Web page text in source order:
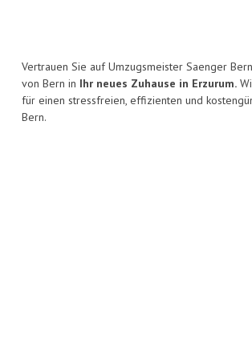
Vertrauen Sie auf Umzugsmeister Saenger
von Bern in Ihr neues Zuhause in Erzurum.
für einen stressfreien, effizienten und
Bern.